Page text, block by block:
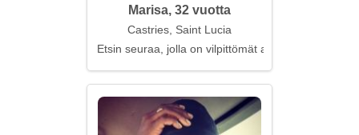
Marisa, 32 vuotta
Castries, Saint Lucia
Etsin seuraa, jolla on vilpittömät aikomukset